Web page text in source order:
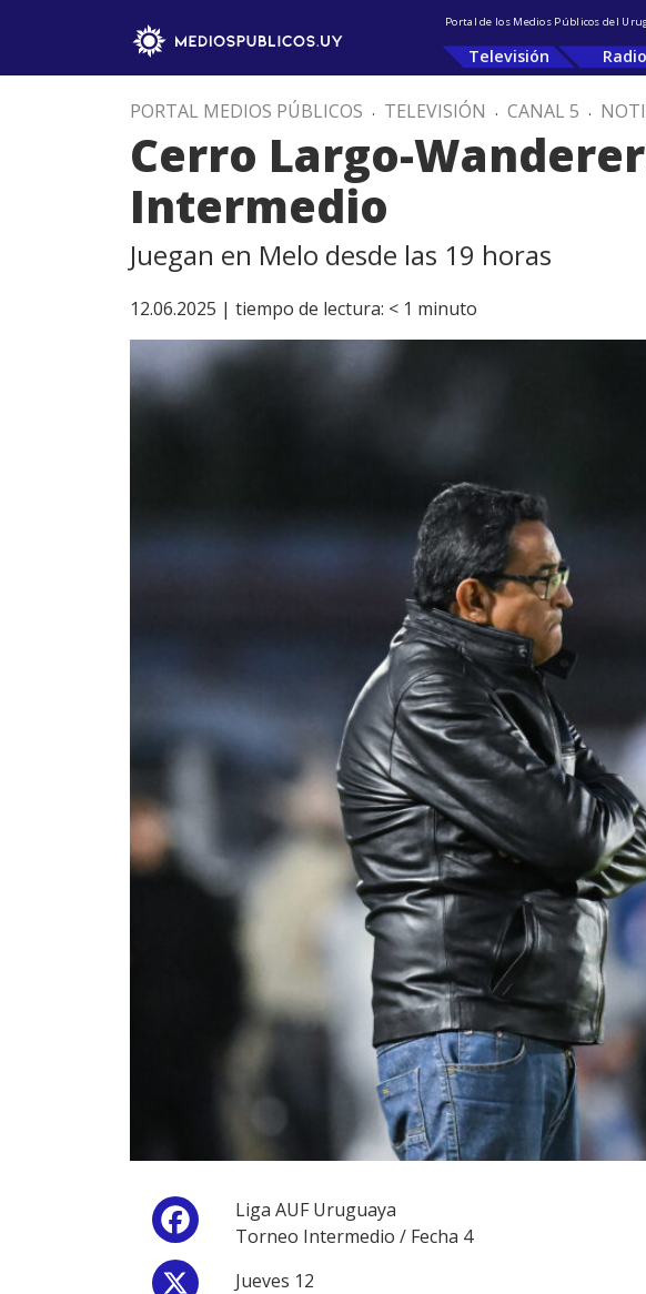
Portal de los Medios Públicos del
Televisión Radio
PORTAL MEDIOS PÚBLICOS . TELEVISIÓN . CANAL 5 .
Cerro Largo-
Intermedio
Juegan en Melo desde las 19 horas
12.06.2025 | tiempo de lectura: < 1 minuto
Facebook
Liga AUF Uruguaya
Torneo Intermedio / Fecha 4
Jueves 12